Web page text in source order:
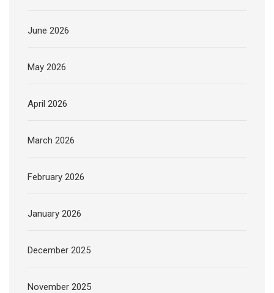
June 2026
May 2026
April 2026
March 2026
February 2026
January 2026
December 2025
November 2025